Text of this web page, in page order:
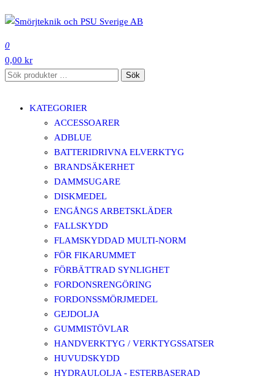
till
innehåll
0
0,00 kr
Sök
Sök
KATEGORIER
ACCESSOARER
ADBLUE
BATTERIDRIVNA ELVERKTYG
BRANDSÄKERHET
DAMMSUGARE
DISKMEDEL
ENGÅNGS ARBETSKLÄDER
FALLSKYDD
FLAMSKYDDAD MULTI-NORM
FÖR FIKARUMMET
FÖRBÄTTRAD SYNLIGHET
FORDONSRENGÖRING
FORDONSSMÖRJMEDEL
GEJDOLJA
GUMMISTÖVLAR
HANDVERKTYG / VERKTYGSSATSER
HUVUDSKYDD
HYDRAULOLJA - ESTERBASERAD